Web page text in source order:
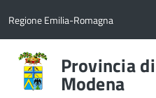
Regione Emilia-Romagna
Provincia di
Modena